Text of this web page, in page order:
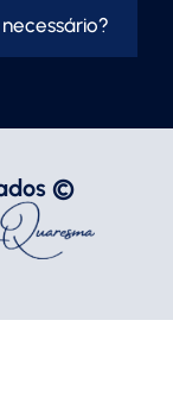
©